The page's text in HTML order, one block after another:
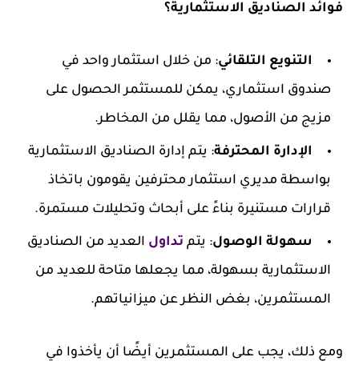
فوائد الصناديق الاستثمارية؟
التنويع التلقائي: من خلال استثمار واحد في
صندوق استثماري، يمكن للمستثمر الحصول على
مزيج من الأصول، مما يقلل من المخاطر.
الإدارة المحترفة: يتم إدارة الصناديق الاستثمارية
بواسطة مديري استثمار محترفين يقومون باتخاذ
قرارات مستنيرة بناءً على أبحاث وتحليلات مستمرة.
سهولة الوصول: يتم تداول العديد من الصناديق
الاستثمارية بسهولة، مما يجعلها متاحة للعديد من
المستثمرين، بغض النظر عن ميزانياتهم.
ومع ذلك، يجب على المستثمرين أيضًا أن يأخذوا في